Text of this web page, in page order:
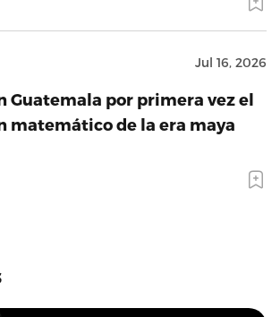
Jul 16, 2026
Guatemala por primera vez el
matemático de la era maya